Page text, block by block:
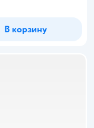
В корзину